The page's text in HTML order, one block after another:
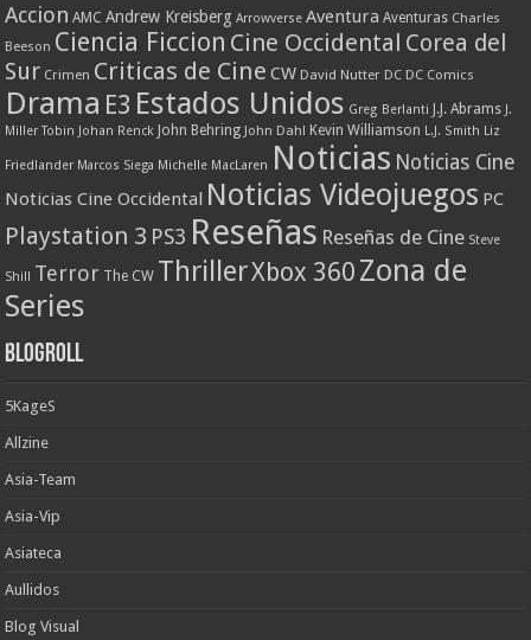
Accion AMC Andrew Kreisberg Arrowverse Aventura Aventuras Charles
Beeson Ciencia Ficcion Cine Occidental Corea del
Sur Crimen Criticas de Cine CW David Nutter DC DC Comics
Drama E3 Estados Unidos Greg Berlanti J.J. Abrams J.
Miller Tobin Johan Renck John Behring John Dahl Kevin Williamson L.J. Smith Liz
Friedlander Marcos Siega Michelle MacLaren Noticias Noticias Cine
Noticias Cine Occidental Noticias Videojuegos PC
Playstation 3 PS3 Reseñas Reseñas de Cine Steve
Shill Terror The CW ThrillerXbox 360 Zona de
Series
Blogroll
5KageS
Allzine
Asia-Team
Asia-Vip
Asiateca
Aullidos
Blog Visual